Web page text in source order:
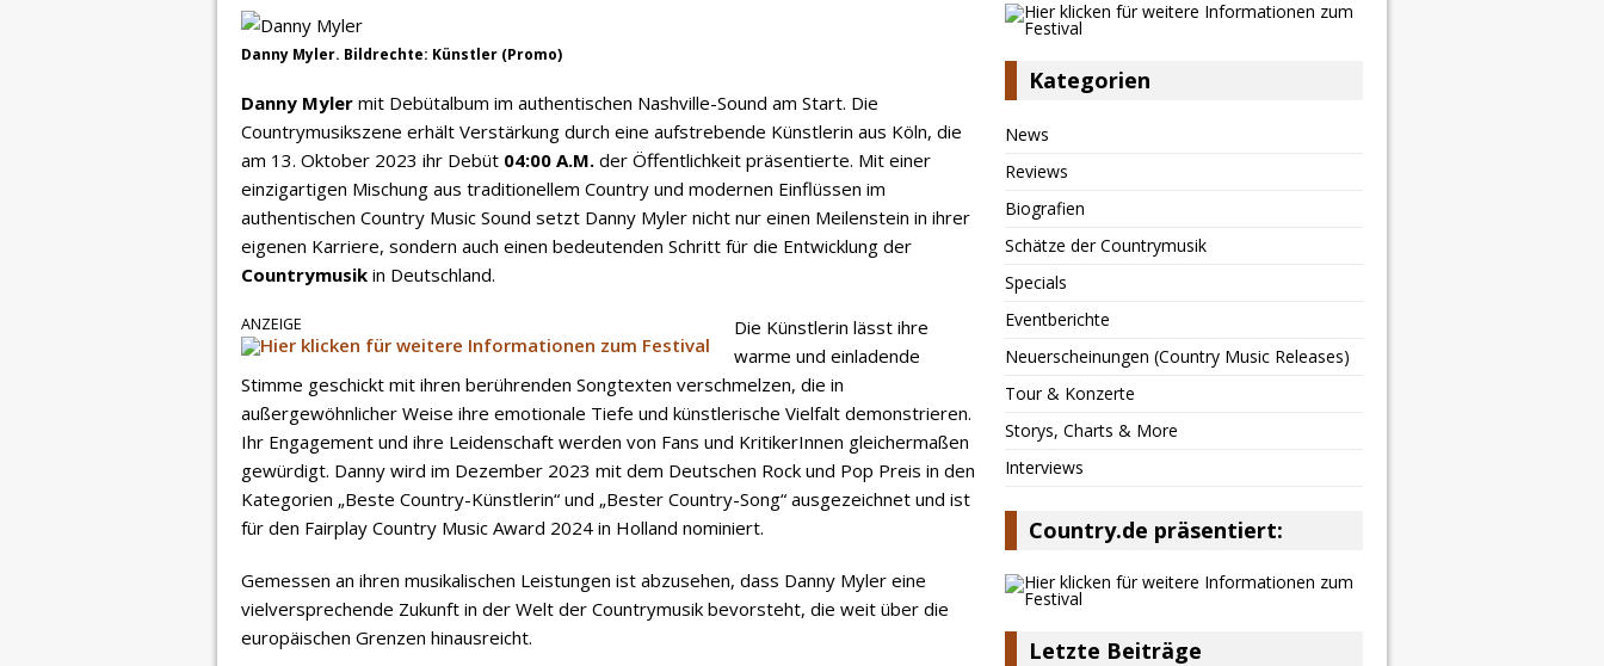
Danny Myler. Bildrechte: Künstler (Promo)
Danny Myler mit Debütalbum im authentischen Nashville-Sound am Start. Die
Countrymusikszene erhält Verstärkung durch eine aufstrebende Künstlerin aus Köln, die
am 13. Oktober 2023 ihr Debüt 04:00 A.M. der Öffentlichkeit präsentierte. Mit einer
einzigartigen Mischung aus traditionellem Country und modernen Einflüssen im
authentischen Country Music Sound setzt Danny Myler nicht nur einen Meilenstein in ihrer
eigenen Karriere, sondern auch einen bedeutenden Schritt für die Entwicklung der
Countrymusik in Deutschland.
ANZEIGE
Die Künstlerin lässt ihre
warme und einladende
Stimme geschickt mit ihren berührenden Songtexten verschmelzen, die in
außergewöhnlicher Weise ihre emotionale Tiefe und künstlerische Vielfalt demonstrieren.
Ihr Engagement und ihre Leidenschaft werden von Fans und KritikerInnen gleichermaßen
gewürdigt. Danny wird im Dezember 2023 mit dem Deutschen Rock und Pop Preis in den
Kategorien „Beste Country-Künstlerin“ und „Bester Country-Song“ ausgezeichnet und ist
für den Fairplay Country Music Award 2024 in Holland nominiert.
Gemessen an ihren musikalischen Leistungen ist abzusehen, dass Danny Myler eine
vielversprechende Zukunft in der Welt der Countrymusik bevorsteht, die weit über die
europäischen Grenzen hinausreicht.
Kategorien
News
Reviews
Biografien
Schätze der Countrymusik
Specials
Eventberichte
Neuerscheinungen (Country Music Releases)
Tour & Konzerte
Storys, Charts & More
Interviews
Country.de präsentiert:
Letzte Beiträge